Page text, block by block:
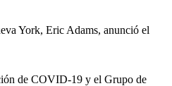
York, Eric Adams, anunció el
de COVID-19 y el Grupo de